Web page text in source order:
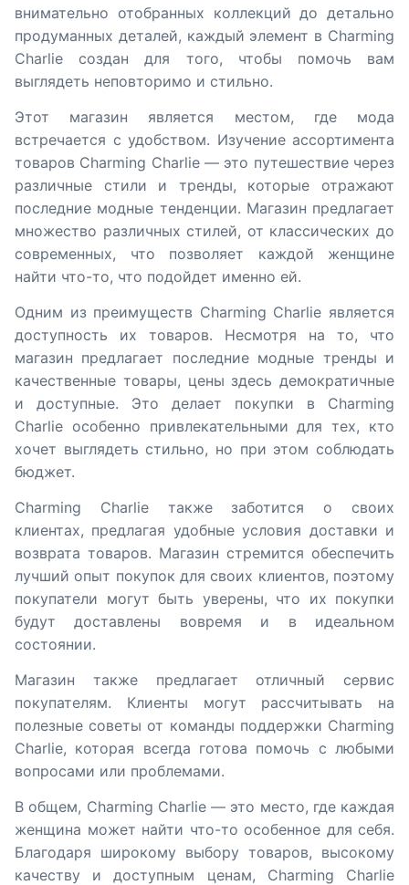
внимательно отобранных коллекций до детально
продуманных деталей, каждый элемент в Charming
Charlie создан для того, чтобы помочь вам
выглядеть неповторимо и стильно.
Этот магазин является местом, где мода
встречается с удобством. Изучение ассортимента
товаров Charming Charlie — это путешествие через
различные стили и тренды, которые отражают
последние модные тенденции. Магазин предлагает
множество различных стилей, от классических до
современных, что позволяет каждой женщине
найти что-то, что подойдет именно ей.
Одним из преимуществ Charming Charlie является
доступность их товаров. Несмотря на то, что
магазин предлагает последние модные тренды и
качественные товары, цены здесь демократичные
и доступные. Это делает покупки в Charming
Charlie особенно привлекательными для тех, кто
хочет выглядеть стильно, но при этом соблюдать
бюджет.
Charming Charlie также заботится о своих
клиентах, предлагая удобные условия доставки и
возврата товаров. Магазин стремится обеспечить
лучший опыт покупок для своих клиентов, поэтому
покупатели могут быть уверены, что их покупки
будут доставлены вовремя и в идеальном
состоянии.
Магазин также предлагает отличный сервис
покупателям. Клиенты могут рассчитывать на
полезные советы от команды поддержки Charming
Charlie, которая всегда готова помочь с любыми
вопросами или проблемами.
В общем, Charming Charlie — это место, где каждая
женщина может найти что-то особенное для себя.
Благодаря широкому выбору товаров, высокому
качеству и доступным ценам, Charming Charlie